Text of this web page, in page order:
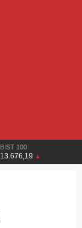
BIST 100
13.676,19